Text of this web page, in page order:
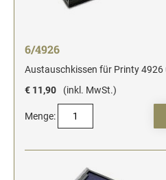
6/4926
Austauschkissen für Printy 4926
€ 11,90
(inkl. MwSt.)
Menge: